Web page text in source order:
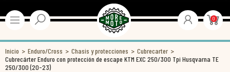
0
Inicio Enduro/Cross Chasis y protecciones
Cubrecarter
Cubrecárter Enduro con protección de escape KTM EXC 250/300 Tpi Husqvarna TE
250/300 (20-23)